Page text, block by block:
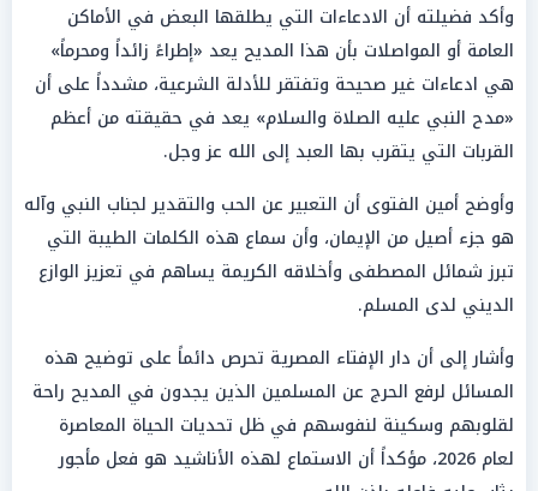
وأكد فضيلته أن الادعاءات التي يطلقها البعض في الأماكن
العامة أو المواصلات بأن هذا المديح يعد «إطراءً زائداً ومحرماً»
هي ادعاءات غير صحيحة وتفتقر للأدلة الشرعية، مشدداً على أن
«مدح النبي عليه الصلاة والسلام» يعد في حقيقته من أعظم
القربات التي يتقرب بها العبد إلى الله عز وجل.
وأوضح أمين الفتوى أن التعبير عن الحب والتقدير لجناب النبي وآله
هو جزء أصيل من الإيمان، وأن سماع هذه الكلمات الطيبة التي
تبرز شمائل المصطفى وأخلاقه الكريمة يساهم في تعزيز الوازع
الديني لدى المسلم.
وأشار إلى أن دار الإفتاء المصرية تحرص دائماً على توضيح هذه
المسائل لرفع الحرج عن المسلمين الذين يجدون في المديح راحة
لقلوبهم وسكينة لنفوسهم في ظل تحديات الحياة المعاصرة
لعام 2026، مؤكداً أن الاستماع لهذه الأناشيد هو فعل مأجور